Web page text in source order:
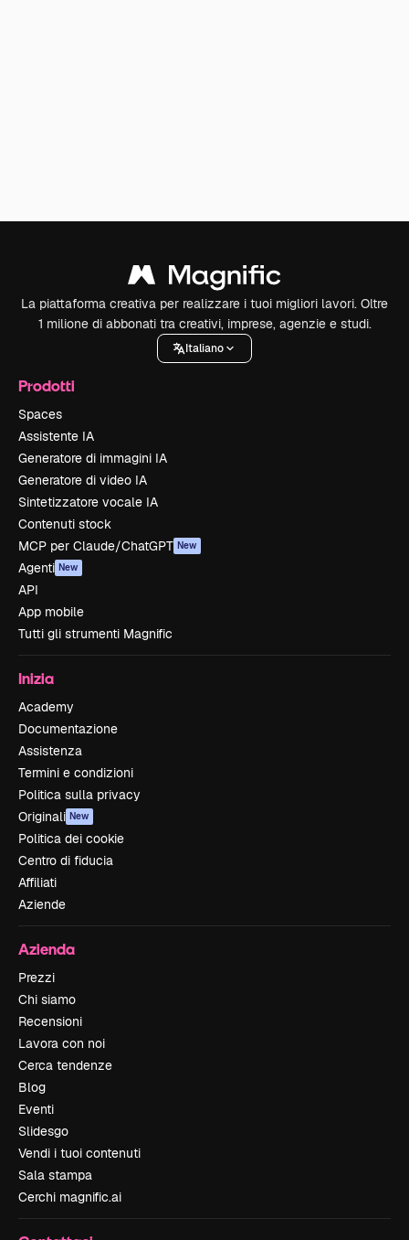
La piattaforma creativa per realizzare i tuoi migliori lavori. Oltre
1 milione di abbonati tra creativi, imprese, agenzie e studi.
Italiano
Prodotti
Spaces
Assistente IA
Generatore di immagini IA
Generatore di video IA
Sintetizzatore vocale IA
Contenuti stock
MCP per Claude/ChatGPT New
Agenti New
API
App mobile
Tutti gli strumenti Magnific
Inizia
Academy
Documentazione
Assistenza
Termini e condizioni
Politica sulla privacy
Originali New
Politica dei cookie
Centro di fiducia
Affiliati
Aziende
Azienda
Prezzi
Chi siamo
Recensioni
Lavora con noi
Cerca tendenze
Blog
Eventi
Slidesgo
Vendi i tuoi contenuti
Sala stampa
Cerchi magnific.ai